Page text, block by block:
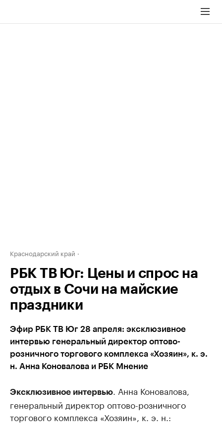
Краснодарский край
РБК ТВ Юг: Цены и спрос на
отдых в Сочи на майские
праздники
Эфир РБК ТВ Юг 28 апреля: эксклюзивное
интервью генеральный директор оптово-
розничного торгового комплекса «Хозяин», к. э.
н. Анна Коновалова и РБК Мнение
Эксклюзивное интервью
. Анна Коновалова,
генеральный директор оптово-розничного
торгового комплекса «Хозяин», к. э. н.: